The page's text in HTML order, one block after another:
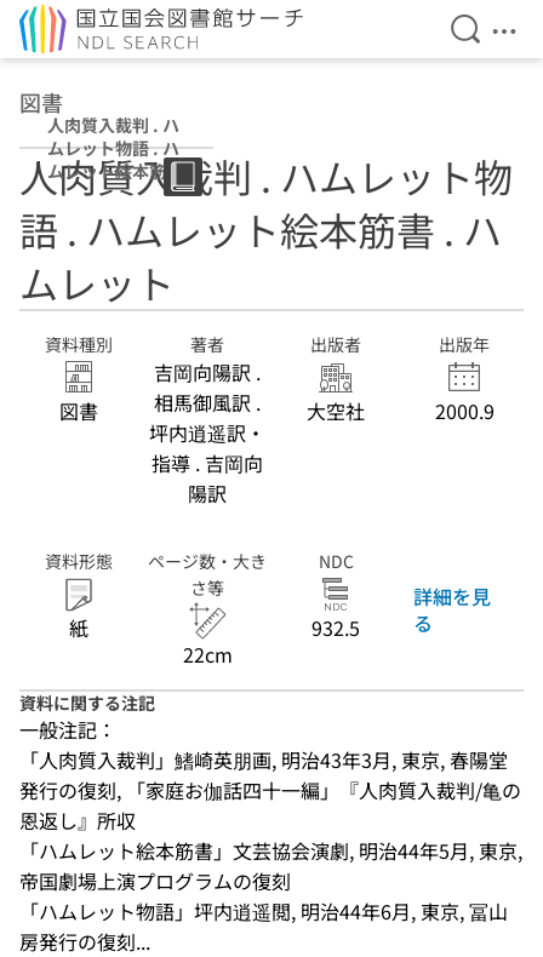
検索を
メ
図書
人肉質入裁判 . ハ
ムレット物語 . ハ
ムレット絵本筋書
. ハムレット
人肉質入裁判 . ハムレット物
語 . ハムレット絵本筋書 . ハ
ムレット
資料種別
図書
著者
吉岡向陽訳 .
相馬御風訳 .
坪内逍遥訳・
指導 . 吉岡向
陽訳
出版者
大空社
出版年
2000.9
資料形態
紙
ページ数・大き
さ等
22cm
NDC
932.5
詳細を見
る
資料に関する注記
一般注記：
「人肉質入裁判」鰭崎英朋画, 明治43年3月, 東京, 春陽堂
発行の復刻, 「家庭お伽話四十一編」『人肉質入裁判/亀の
恩返し』所収
「ハムレット絵本筋書」文芸協会演劇, 明治44年5月, 東京,
帝国劇場上演プログラムの復刻
「ハムレット物語」坪内逍遥閲, 明治44年6月, 東京, 冨山
房発行の復刻...